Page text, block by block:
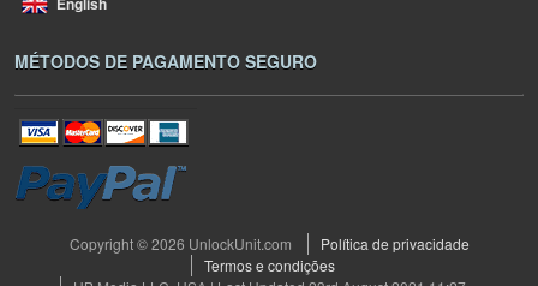
MÉTODOS DE PAGAMENTO SEGURO
Copyright © 2026 UnlockUnit.com
Política de privacidade
Termos e condições